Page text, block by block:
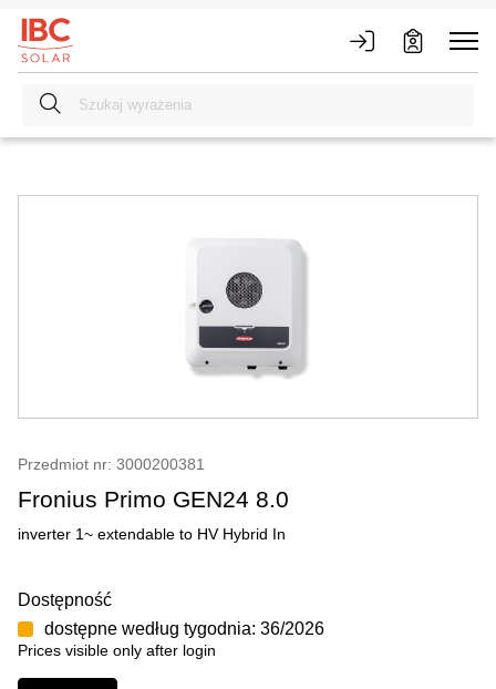
Przedmiot nr: 3000200381
Fronius Primo GEN24 8.0
inverter 1~ extendable to HV Hybrid In
Dostępność
dostępne według tygodnia: 36/2026
Prices visible only after login